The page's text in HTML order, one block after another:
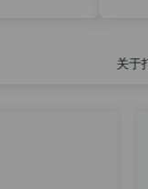
关于打击网络诈骗犯